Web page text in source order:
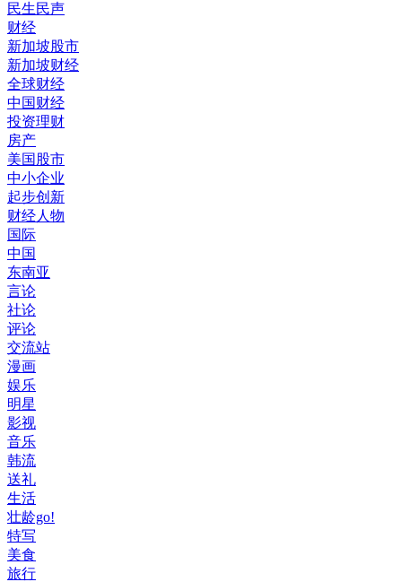
民生民声
财经
新加坡股市
新加坡财经
全球财经
中国财经
投资理财
房产
美国股市
中小企业
起步创新
财经人物
国际
中国
东南亚
言论
社论
评论
交流站
漫画
娱乐
明星
影视
音乐
韩流
送礼
生活
壮龄go!
特写
美食
旅行